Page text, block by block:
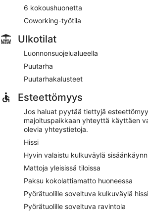
6 kokoushuonetta
Coworking-työtila
Ulkotilat
Luonnonsuojelualueella
Puutarha
Puutarhakalusteet
Esteettömyys
Jos haluat pyytää tiettyjä
majoituspaikkaan yhteyttä käyttäen
olevia yhteystietoja.
Hissi
Hyvin valaistu kulkuväylä
Mattoja yleisissä tiloissa
Paksu kokolattiamatto huoneessa
Pyörätuolille soveltuva kulkuväylä
Pyörätuolille soveltuva ravintola